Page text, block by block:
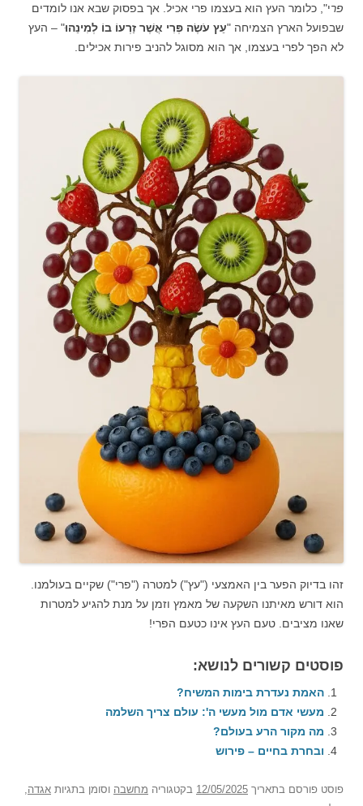
פרי", כלומר העץ הוא בעצמו פרי אכיל. אך בפסוק שבא אנו לומדים
שבפועל הארץ הצמיחה "עֵץ עֹשֶׂה פְּרִי אֲשֶׁר זַרְעוֹ בוֹ לְמִינֵהוּ" – העץ
לא הפך לפרי בעצמו, אך הוא מסוגל להניב פירות אכילים.
זהו בדיוק הפער בין האמצעי ("עץ") למטרה ("פרי") שקיים בעולמנו.
הוא דורש מאיתנו השקעה של מאמץ וזמן על מנת להגיע למטרות
שאנו מציבים. טעם העץ אינו כטעם הפרי!
פוסטים קשורים לנושא:
האמת נעדרת בימות המשיח?
מעשי אדם מול מעשי ה': עולם צריך השלמה
מה מקור הרע בעולם?
ובחרת בחיים – פירוש
פוסט פורסם בתאריך 12/05/2025 בקטגוריה מחשבה וסומן בתגיות אגדה